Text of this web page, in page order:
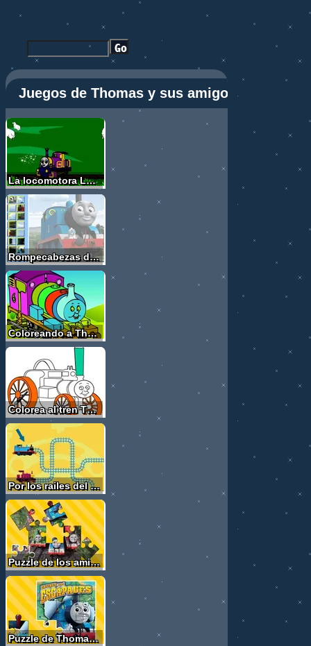
Juegos de Thomas y sus amigos
La locomotora Lady ayudando a Thomas
Rompecabezas de Thomas el tren
Coloreando a Thomas
Colorea al tren Thomas
Por los railes del tren
Puzzle de los amigos del tren Thomas - Dificultad media
Puzzle de Thomas - Dificultad media